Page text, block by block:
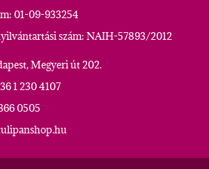
01-09-933254
szám: NAIH-57893/2012
Megyeri út 202.
1 230 4107
0505